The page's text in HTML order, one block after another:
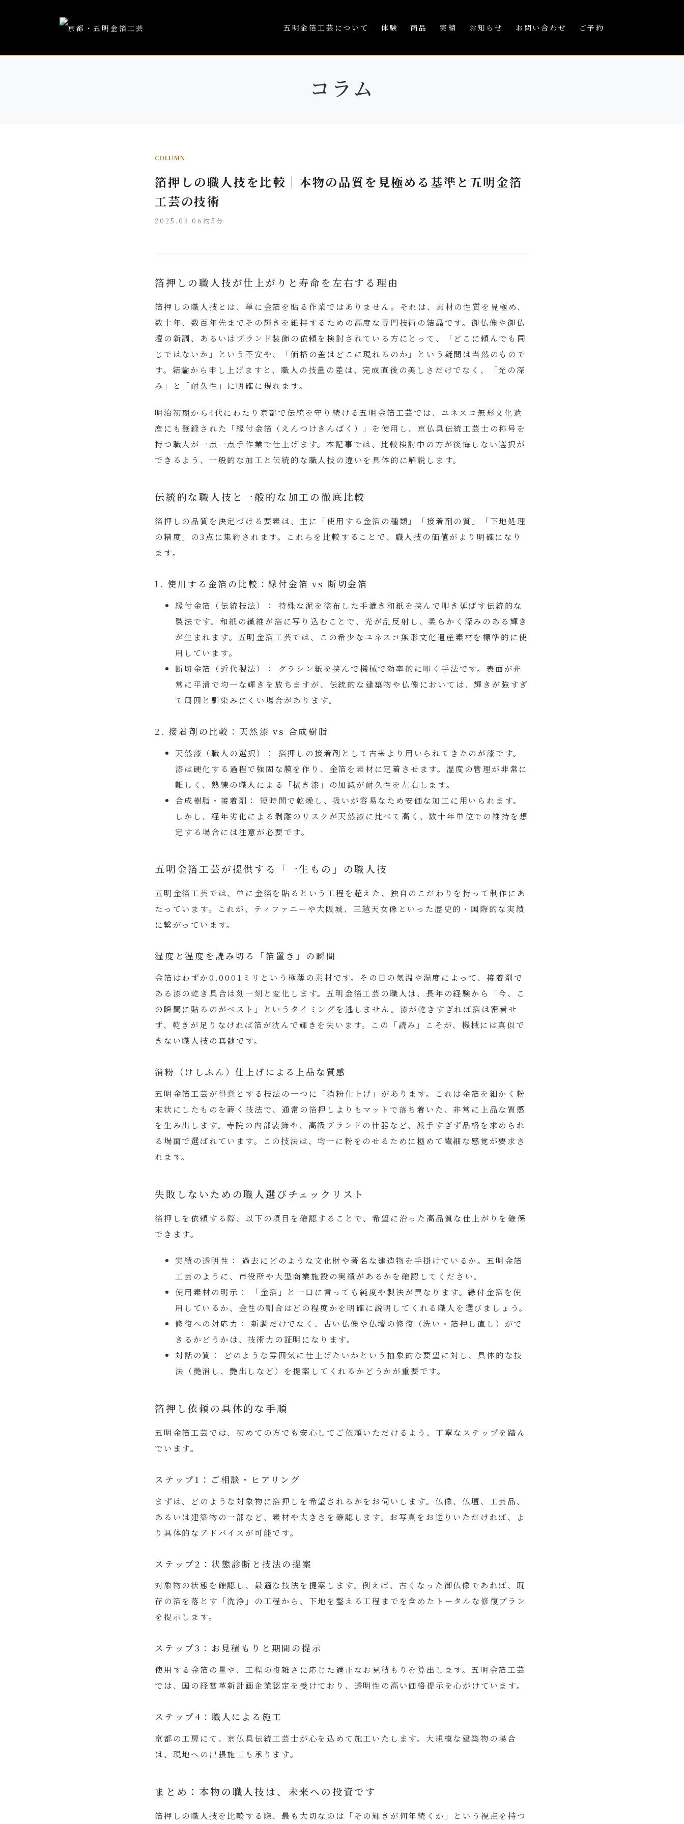
五明金箔工芸について 体験 商品 実績 お知らせ お問い合わせ ご予約
コラム
COLUMN
箔押しの職人技を比較｜本物の品質を見極める基準と五明金箔
工芸の技術
2025.03.06 約5分
箔押しの職人技が仕上がりと寿命を左右する理由
箔押しの職人技 とは、単に金箔を貼る作業ではありません。それは、素材の性質を見極め、
数十年、数百年先までその輝きを維持するための高度な専門技術の結晶です。御仏像や御仏
壇の新調、あるいはブランド装飾の依頼を検討されている方にとって、「どこに頼んでも同
じではないか」という不安や、「価格の差はどこに現れるのか」という疑問は当然のもので
す。結論から申し上げますと、職人の技量の差は、完成直後の美しさだけでなく、
「光の深
み」と「耐久性」 に明確に現れます。
明治初期から4代にわたり京都で伝統を守り続ける五明金箔工芸では、ユネスコ無形文化遺
産にも登録された「縁付金箔（えんつけきんぱく）」を使用し、京仏具伝統工芸士の称号を
持つ職人が一点一点手作業で仕上げます。本記事では、比較検討中の方が後悔しない選択が
できるよう、一般的な加工と伝統的な職人技の違いを具体的に解説します。
伝統的な職人技と一般的な加工の徹底比較
箔押しの品質を決定づける要素は、主に「使用する金箔の種類」「接着剤の質」「下地処理
の精度」の3点に集約されます。これらを比較することで、職人技の価値がより明確になり
ます。
1. 使用する金箔の比較：縁付金箔 vs 断切金箔
縁付金箔（伝統技法）：
特殊な泥を塗布した手漉き和紙を挟んで叩き延ばす伝統的な
製法です。和紙の繊維が箔に写り込むことで、光が乱反射し、柔らかく深みのある輝き
が生まれます。五明金箔工芸では、この希少なユネスコ無形文化遺産素材を標準的に使
用しています。
断切金箔（近代製法）：
グラシン紙を挟んで機械で効率的に叩く手法です。表面が非
常に平滑で均一な輝きを放ちますが、伝統的な建築物や仏像においては、輝きが強すぎ
て周囲と馴染みにくい場合があります。
2. 接着剤の比較：天然漆 vs 合成樹脂
天然漆（職人の選択）：
箔押しの接着剤として古来より用いられてきたのが漆です。
漆は硬化する過程で強固な膜を作り、金箔を素材に定着させます。湿度の管理が非常に
難しく、熟練の職人による「拭き漆」の加減が耐久性を左右します。
合成樹脂・接着剤：
短時間で乾燥し、扱いが容易なため安価な加工に用いられます。
しかし、経年劣化による剥離のリスクが天然漆に比べて高く、数十年単位での維持を想
定する場合には注意が必要です。
五明金箔工芸が提供する「一生もの」の職人技
五明金箔工芸では、単に金箔を貼るという工程を超えた、独自のこだわりを持って制作にあ
たっています。これが、ティファニーや大阪城、三越天女像といった歴史的・国際的な実績
に繋がっています。
湿度と温度を読み切る「箔置き」の瞬間
金箔はわずか0.0001ミリという極薄の素材です。その日の気温や湿度によって、接着剤で
ある漆の乾き具合は刻一刻と変化します。 五明金箔工芸の職人 は、長年の経験から「今、こ
の瞬間に貼るのがベスト」というタイミングを逃しません。漆が乾きすぎれば箔は密着せ
ず、乾きが足りなければ箔が沈んで輝きを失います。この「読み」こそが、機械には真似で
きない職人技の真髄です。
消粉（けしふん）仕上げによる上品な質感
五明金箔工芸が得意とする技法の一つに「消粉仕上げ」があります。これは金箔を細かく粉
末状にしたものを蒔く技法で、通常の箔押しよりもマットで落ち着いた、非常に上品な質感
を生み出します。寺院の内部装飾や、高級ブランドの什器など、派手すぎず品格を求められ
る場面で選ばれています。この技法は、均一に粉をのせるために極めて繊細な感覚が要求さ
れます。
失敗しないための職人選びチェックリスト
箔押しを依頼する際、以下の項目を確認することで、希望に沿った高品質な仕上がりを確保
できます。
実績の透明性：
過去にどのような文化財や著名な建造物を手掛けているか。五明金箔
工芸のように、市役所や大型商業施設の実績があるかを確認してください。
使用素材の明示：
「金箔」と一口に言っても純度や製法が異なります。縁付金箔を使
用しているか、金性の割合はどの程度かを明確に説明してくれる職人を選びましょう。
修復への対応力：
新調だけでなく、古い仏像や仏壇の修復（洗い・箔押し直し）がで
きるかどうかは、技術力の証明になります。
対話の質：
どのような雰囲気に仕上げたいかという抽象的な要望に対し、具体的な技
法（艶消し、艶出しなど）を提案してくれるかどうかが重要です。
箔押し依頼の具体的な手順
五明金箔工芸では、初めての方でも安心してご依頼いただけるよう、丁寧なステップを踏ん
でいます。
ステップ1：ご相談・ヒアリング
まずは、どのような対象物に箔押しを希望されるかをお伺いします。仏像、仏壇、工芸品、
あるいは建築物の一部など、素材や大きさを確認します。お写真をお送りいただければ、よ
り具体的なアドバイスが可能です。
ステップ2：状態診断と技法の提案
対象物の状態を確認し、最適な技法を提案します。例えば、古くなった御仏像であれば、既
存の箔を落とす「洗浄」の工程から、下地を整える工程までを含めたトータルな修復プラン
を提示します。
ステップ3：お見積もりと期間の提示
使用する金箔の量や、工程の複雑さに応じた適正なお見積もりを算出します。五明金箔工芸
では、国の経営革新計画企業認定を受けており、透明性の高い価格提示を心がけています。
ステップ4：職人による施工
京都の工房にて、京仏具伝統工芸士が心を込めて施工いたします。大規模な建築物の場合
は、現地への出張施工も承ります。
まとめ：本物の職人技は、未来への投資です
箔押しの職人技を比較する際、最も大切なのは「その輝きが何年続くか」という視点を持つ